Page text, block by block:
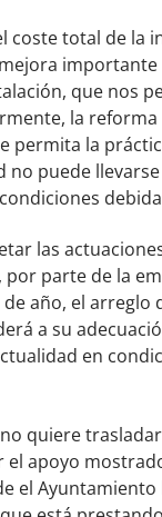
coste total de la
importante
que nos
la
permita la
no puede
las
parte de la
año, el arreglo
a su
en
quiere
apoyo
el Ayuntamiento